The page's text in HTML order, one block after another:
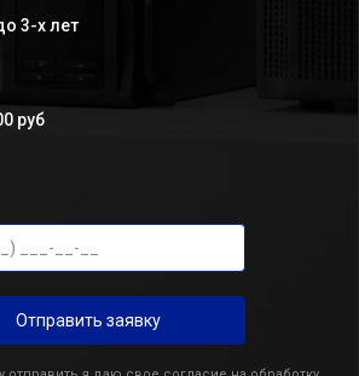
3-х лет
руб
Отправить заявку